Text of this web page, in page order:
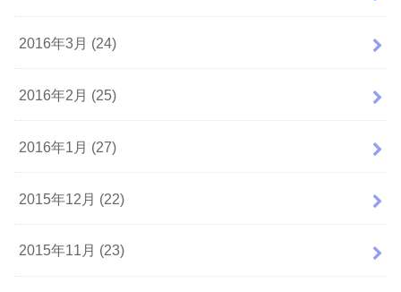
2016年3月 (24)
2016年2月 (25)
2016年1月 (27)
2015年12月 (22)
2015年11月 (23)